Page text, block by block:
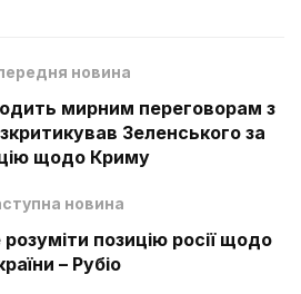
новина
мирним переговорам з
Зеленського за
щодо Криму
новина
позицію росії щодо
– Рубіо